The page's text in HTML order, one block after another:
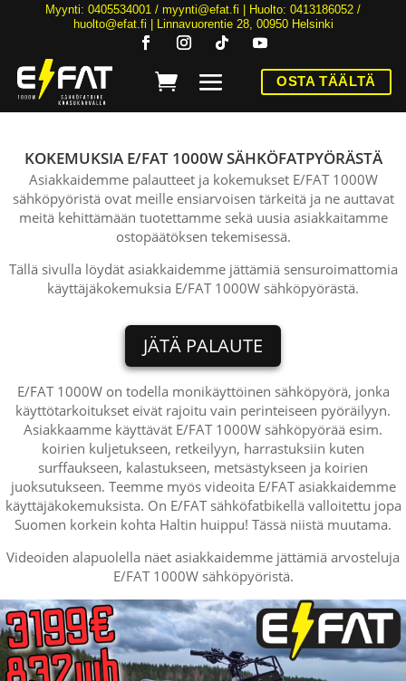
Myynti: 0405534001 / myynti@efat.fi | Huolto: 0413186052 /
huolto@efat.fi | Linnavuorentie 28, 00950 Helsinki
OSTA TÄÄLTÄ
HINTA NYT ALK. 2899€! | 36KK KOROTONTA MAKSUAIKAA | ALK. 89€/KK
KOKEMUKSIA E/FAT 1000W SÄHKÖFATPYÖRÄSTÄ
Asiakkaidemme palautteet ja kokemukset E/FAT 1000W
sähköpyöristä ovat meille ensiarvoisen tärkeitä ja ne auttavat
meitä kehittämään tuotettamme sekä uusia asiakkaitamme
ostopäätöksen tekemisessä.
Tällä sivulla löydät asiakkaidemme jättämiä sensuroimattomia
käyttäjäkokemuksia E/FAT 1000W sähköpyörästä.
JÄTÄ PALAUTE
E/FAT 1000W on todella monikäyttöinen sähköpyörä, jonka
käyttötarkoitukset eivät rajoitu vain perinteiseen pyöräilyyn.
Asiakkaamme käyttävät E/FAT 1000W sähköpyörää esim.
koirien kuljetukseen, retkeilyyn, harrastuksiin kuten
surffaukseen, kalastukseen, metsästykseen ja koirien
juoksutukseen. Teemme myös videoita E/FAT asiakkaidemme
käyttäjäkokemuksista. On E/FAT sähköfatbikellä valloitettu jopa
Suomen korkein kohta Haltin huippu! Tässä niistä muutama.
Videoiden alapuolella näet asiakkaidemme jättämiä arvosteluja
E/FAT 1000W sähköpyöristä.